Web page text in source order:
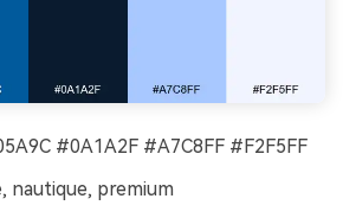
#0A1A2F #A7C8FF #F2F5FF
nautique, premium